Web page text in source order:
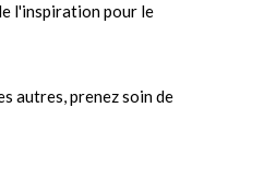
l'inspiration pour le
autres, prenez soin de